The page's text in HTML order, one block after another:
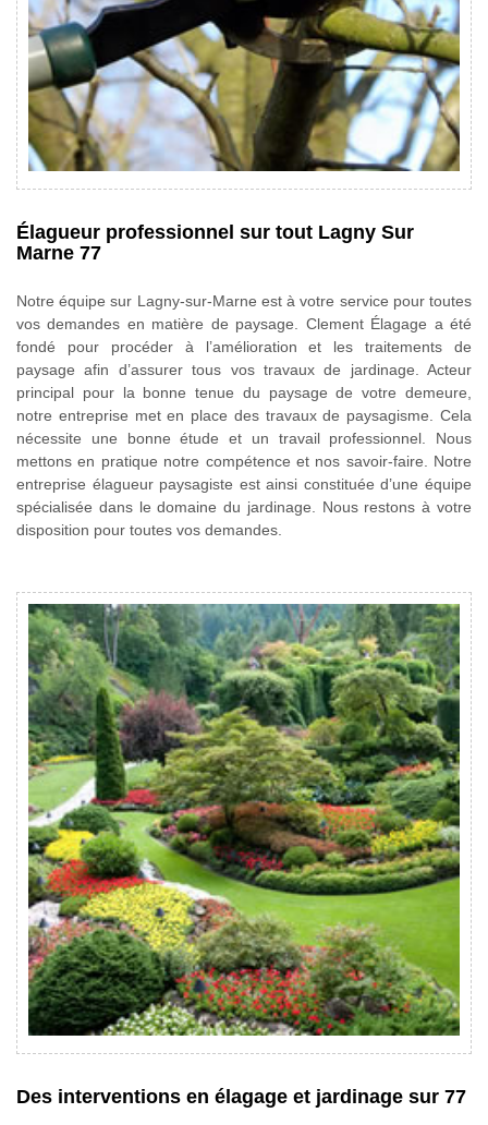
Élagueur professionnel sur tout Lagny Sur
Marne 77
Notre équipe sur Lagny-sur-Marne est à votre service pour toutes
vos demandes en matière de paysage. Clement Élagage a été
fondé pour procéder à l’amélioration et les traitements de
paysage afin d’assurer tous vos travaux de jardinage. Acteur
principal pour la bonne tenue du paysage de votre demeure,
notre entreprise met en place des travaux de paysagisme. Cela
nécessite une bonne étude et un travail professionnel. Nous
mettons en pratique notre compétence et nos savoir-faire. Notre
entreprise élagueur paysagiste est ainsi constituée d’une équipe
spécialisée dans le domaine du jardinage. Nous restons à votre
disposition pour toutes vos demandes.
Des interventions en élagage et jardinage sur 77